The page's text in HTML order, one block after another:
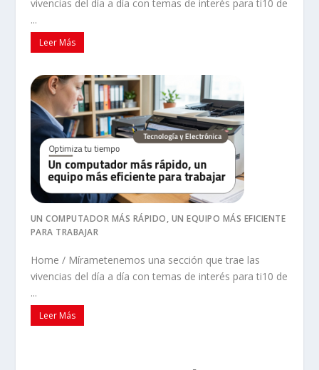
vivencias del día a día con temas de interés para ti10 de
...
Leer Más
UN COMPUTADOR MÁS RÁPIDO, UN EQUIPO MÁS EFICIENTE
PARA TRABAJAR
Home / Mírametenemos una sección que trae las
vivencias del día a día con temas de interés para ti10 de
...
Leer Más